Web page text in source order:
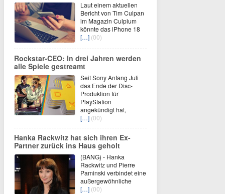
Laut einem aktuellen
Bericht von Tim Culpan
im Magazin Culpium
könnte das iPhone 18
[…] (00)
Rockstar-CEO: In drei Jahren werden
alle Spiele gestreamt
Seit Sony Anfang Juli
das Ende der Disc-
Produktion für
PlayStation
angekündigt hat,
[…] (00)
Hanka Rackwitz hat sich ihren Ex-
Partner zurück ins Haus geholt
(BANG) - Hanka
Rackwitz und Pierre
Paminski verbindet eine
außergewöhnliche
[…] (00)